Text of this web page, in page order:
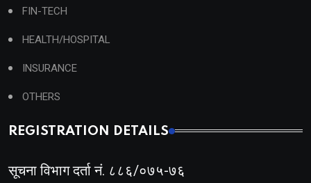
FIN-TECH
HEALTH/HOSPITAL
INSURANCE
OTHERS
REGISTRATION DETAILS
सूचना विभाग दर्ता नं. ८८६/०७५-७६